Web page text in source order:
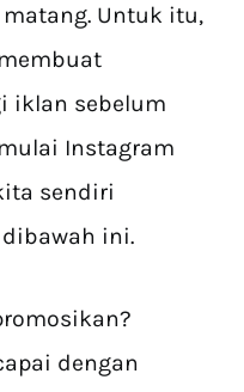
Untuk itu,
iklan sebelum
Instagram
sendiri
dibawah ini.
dengan